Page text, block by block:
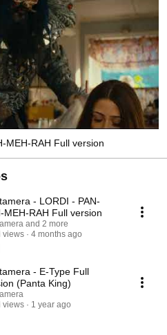
MEH-RAH Full version
- LORDI - PAN-
MEH-RAH Full version
and 2 more
views
4 months ago
- E-Type Full
(Panta King)
views
1 year ago